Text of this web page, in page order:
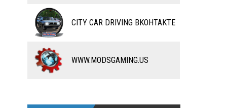
ЧИТЫ
ПРОГРАММЫ
РАЗНОЕ
CITY CAR DRIVING ВКОНТАКТЕ
WWW.MODSGAMING.US